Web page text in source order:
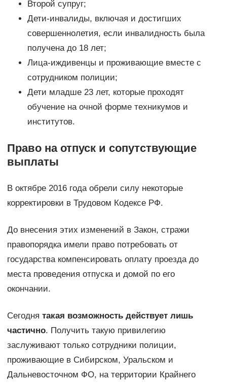
Второй супруг;
Дети-инвалиды, включая и достигших
совершеннолетия, если инвалидность была
получена до 18 лет;
Лица-иждивенцы и проживающие вместе с
сотрудником полиции;
Дети младше 23 лет, которые проходят
обучение на очной форме техникумов и
институтов.
Право на отпуск и сопутствующие
выплаты
В октябре 2016 года обрели силу некоторые
корректировки в Трудовом Кодексе РФ.
До внесения этих изменений в Закон, стражи
правопорядка имели право потребовать от
государства компенсировать оплату проезда до
места проведения отпуска и домой по его
окончании.
Сегодня такая возможность действует лишь
частично. Получить такую привилегию
заслуживают только сотрудники полиции,
проживающие в Сибирском, Уральском и
Дальневосточном ФО, на территории Крайнего